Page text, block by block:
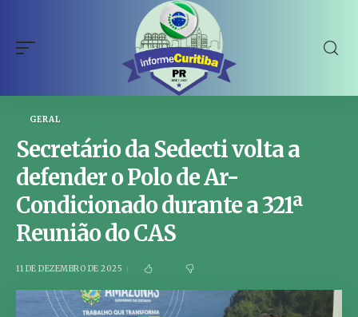
GERAL
Secretário da Sedecti volta a
defender o Polo de Ar-
Condicionado durante a 321ª
Reunião do CAS
11 DE DEZEMBRO DE 2025